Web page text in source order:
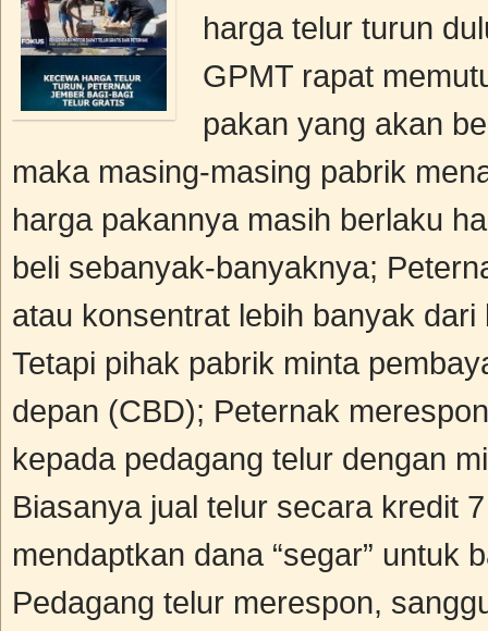
harga telur turun
GPMT rapat
pakan yang akan
maka masing-masing pabrik
harga pakannya masih berlaku
beli sebanyak-banyaknya;
atau konsentrat lebih banyak
Tetapi pihak pabrik minta
depan (CBD); Peternak
kepada pedagang telur dengan
Biasanya jual telur secara kredit
mendaptkan dana “segar” untuk
Pedagang telur merespon,